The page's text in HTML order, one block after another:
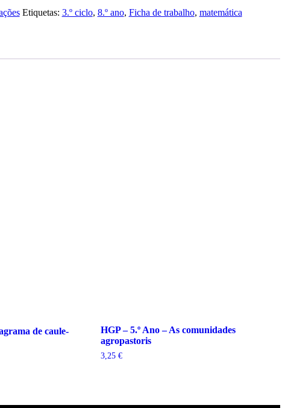
Etiquetas: 3.º ciclo, 8.º ano, Ficha de trabalho, matemática
de caule-
HGP – 5.º Ano – As comunidades
agropastoris
3,25 €